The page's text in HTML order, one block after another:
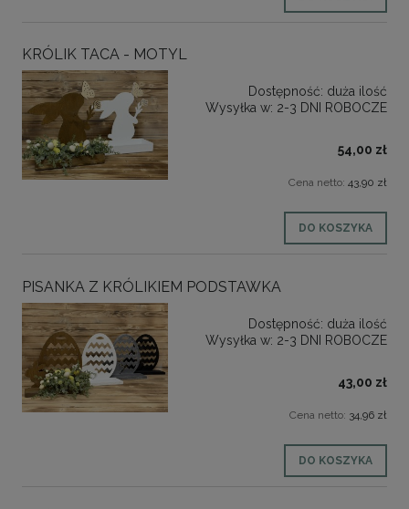
KRÓLIK TACA - MOTYL
Dostępność: duża ilość
Wysyłka w: 2-3 DNI ROBOCZE
54,00 zł
Cena netto: 43,90 zł
DO KOSZYKA
PISANKA Z KRÓLIKIEM PODSTAWKA
Dostępność: duża ilość
Wysyłka w: 2-3 DNI ROBOCZE
43,00 zł
Cena netto: 34,96 zł
DO KOSZYKA